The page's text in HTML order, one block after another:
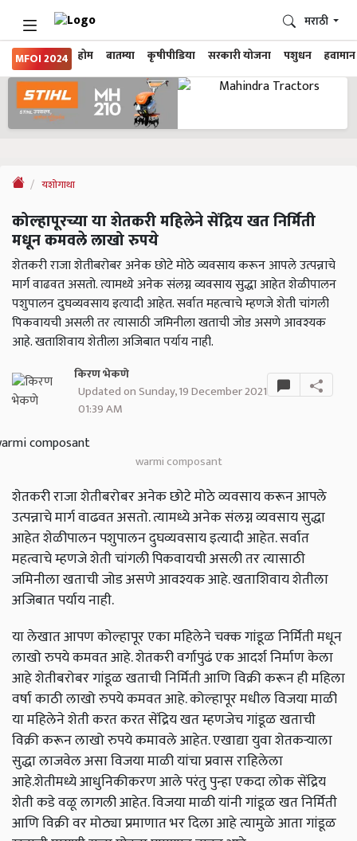
MFOI 2024 होम बातम्या कृषीपीडिया सरकारी योजना पशुधन हवामान
मराठी
यशोगाथा
कोल्हापूरच्या या शेतकरी महिलेने सेंद्रिय खत निर्मिती
मधून कमवले लाखो रुपये
शेतकरी राजा शेतीबरोबर अनेक छोटे मोठे व्यवसाय करून आपले उत्पन्नाचे
मार्ग वाढवत असतो. त्यामध्ये अनेक संलग्न व्यवसाय सुद्धा आहेत शेळीपालन
पशुपालन दुघव्यवसाय इत्यादी आहेत. सर्वात महत्वाचे म्हणजे शेती चांगली
पिकवायची असली तर त्यासाठी जमिनीला खताची जोड असणे आवश्यक
आहे. खताशिवाय शेतीला अजिबात पर्याय नाही.
किरण भेकणे
Updated on Sunday, 19 December 2021
01:39 AM
warmi composant
शेतकरी राजा शेतीबरोबर अनेक छोटे मोठे व्यवसाय करून आपले
उत्पन्नाचे मार्ग वाढवत असतो. त्यामध्ये अनेक संलग्न व्यवसाय सुद्धा
आहेत शेळीपालन पशुपालन दुघव्यवसाय इत्यादी आहेत. सर्वात
महत्वाचे म्हणजे शेती चांगली पिकवायची असली तर त्यासाठी
जमिनीला खताची जोड असणे आवश्यक आहे. खताशिवाय शेतीला
अजिबात पर्याय नाही.
या लेखात आपण कोल्हापूर एका महिलेने चक्क गांडूळ निर्मिती मधून
लाखो रुपये कमवत आहे. शेतकरी वर्गापुढं एक आदर्श निर्माण केला
आहे शेतीबरोबर गांडूळ खताची निर्मिती आणि विक्री करून ही महिला
वर्षा काठी लाखो रुपये कमवत आहे. कोल्हापूर मधील विजया माळी
या महिलेने शेती करत करत सेंद्रिय खत म्हणजेच गांडूळ खताची
विक्री करून लाखो रुपये कमावले आहेत. एखाद्या युवा शेतकऱ्याला
सुद्धा लाजवेल असा विजया माळी यांचा प्रवास राहिलेला
आहे.शेतीमध्ये आधुनिकीकरण आले परंतु पुन्हा एकदा लोक सेंद्रिय
शेती कडे वळू लागली आहेत. विजया माळी यांनी गांडूळ खत निर्मिती
आणि विक्री वर मोठ्या प्रमाणात भर दिला आहे त्यामुळे आता गांडूळ